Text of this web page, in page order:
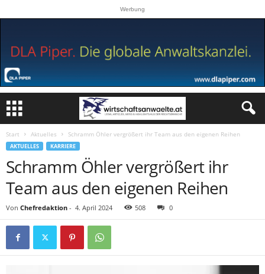
Werbung
Start Aktuelles Schramm Öhler vergrößert ihr Team aus den eigenen Reihen
AKTUELLES KARRIERE
Schramm Öhler vergrößert ihr
Team aus den eigenen Reihen
Von Chefredaktion - 4. April 2024 508 0